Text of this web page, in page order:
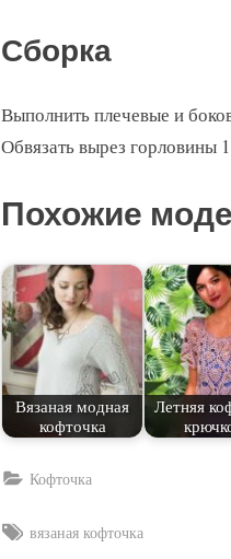
Сборка
Выполнить плечевые и
Обвязать вырез горловины
Похожие
Вязаная модная
кофточка
Летняя
Кофточка
Tags:
вязаная кофточка